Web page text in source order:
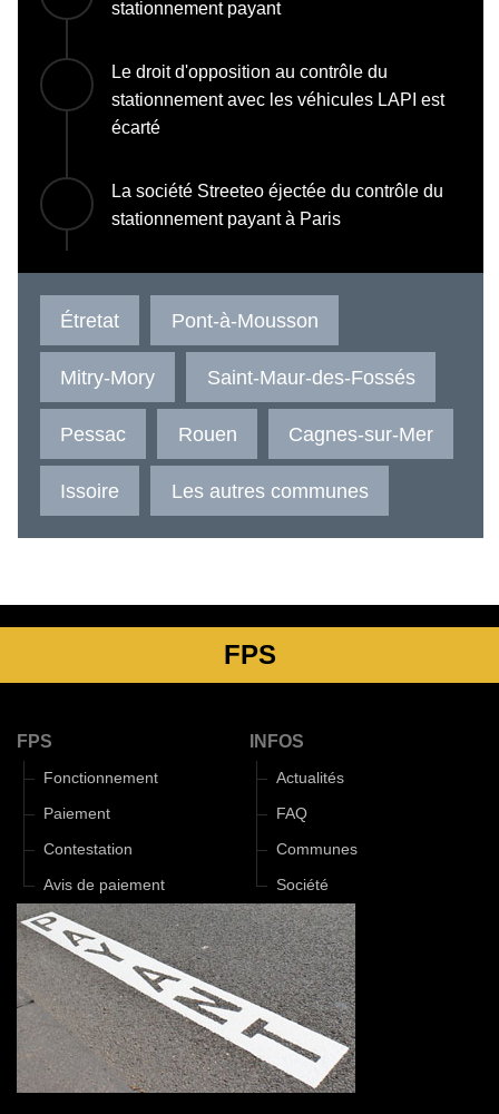
stationnement payant
Le droit d'opposition au contrôle du
stationnement avec les véhicules LAPI est
écarté
La société Streeteo éjectée du contrôle du
stationnement payant à Paris
Étretat Pont-à-Mousson
Mitry-Mory Saint-Maur-des-Fossés
Pessac Rouen Cagnes-sur-Mer
Issoire Les autres communes
FPS
FPS
Fonctionnement
Paiement
Contestation
Avis de paiement
INFOS
Actualités
FAQ
Communes
Société